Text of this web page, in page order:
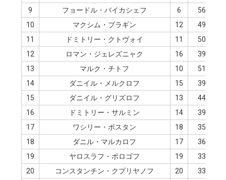
9
フョードル・バイカシェフ 6
56.99
10
マクシム・ブラギン 12
49.25
11
ドミトリー・クトヴォイ 11
50.63
12
ロマン・ジェレズニャク 16
39.46
13
マルク・チトフ 10
51.44
14
ダニイル・メルクロフ 15
39.70
15
ダニイル・グリズロフ 13
44.62
16
ドミトリー・サルミン 14
39.88
17
ワシリー・ボスタン 18
35.02
18
ダニル・マルカロフ 17
36.98
19
ヤロスラフ・ポロゴフ 19
33.15
20
コンスタンチン・クプリヤノフ 20
33.10